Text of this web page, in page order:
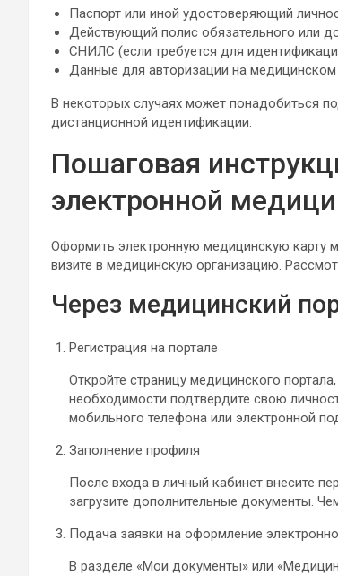
Паспорт или иной удостоверяющий
Действующий полис обязательного или
СНИЛС (если требуется для
Данные для авторизации на медицинском
В некоторых случаях может понадобиться
дистанционной идентификации.
Пошаговая
электронной
Оформить электронную медицинскую карту
визите в медицинскую организацию.
Через медицинский
Регистрация на портале
Откройте страницу медицинского
необходимости подтвердите свою
мобильного телефона или электронной
Заполнение профиля
После входа в личный кабинет внесите
загрузите дополнительные документы.
Подача заявки на оформление
В разделе «Мои документы» или